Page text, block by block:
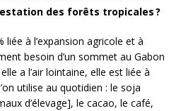
des forêts tropicales?
liée à l’expansion agricole et à
besoin d’un sommet au Gabon
a l’air lointaine, elle est liée à
utilise au quotidien : le soja
d’élevage], le cacao, le café,